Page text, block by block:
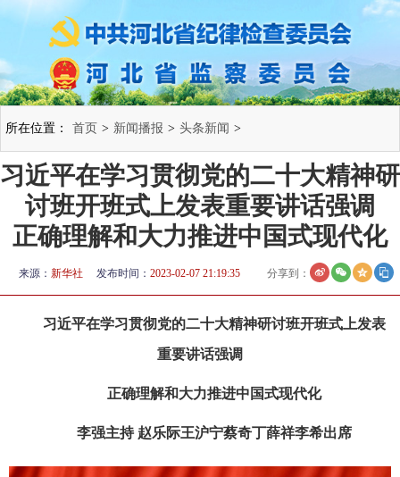
所在位置： 首页 > 新闻播报 > 头条新闻 >
习近平在学习贯彻党的二十大精神研
讨班开班式上发表重要讲话强调
正确理解和大力推进中国式现代化
来源： 新华社 发布时间： 2023-02-07 21:19:35 分享到：
习近平在学习贯彻党的二十大精神研讨班开班式上发表
重要讲话强调
正确理解和大力推进中国式现代化
李强主持 赵乐际王沪宁蔡奇丁薛祥李希出席